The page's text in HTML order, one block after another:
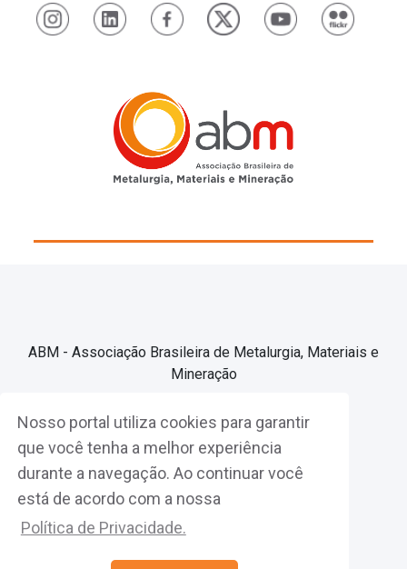
Nosso portal utiliza cookies para garantir
que você tenha a melhor experiência
durante a navegação. Ao continuar você
está de acordo com a nossa
Política de Privacidade.
ABM - Associação Brasileira de Metalurgia, Materiais e
Mineração
Associe-se
Fazer Login